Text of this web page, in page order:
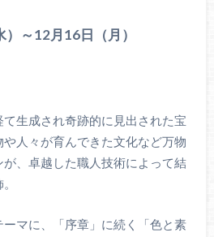
～12月16日（月）
生成され奇跡的に見出された宝
人々が育んできた文化など万物
、卓越した職人技術によって結
マに、「序章」に続く「色と素